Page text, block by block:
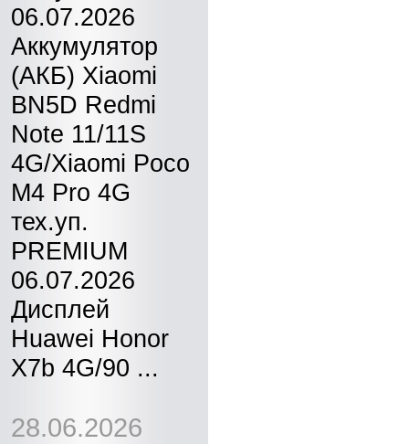
06.07.2026
Аккумулятор
(АКБ) Xiaomi
BN5D Redmi
Note 11/11S
4G/Xiaomi Poco
M4 Pro 4G
тех.уп.
PREMIUM
06.07.2026
Дисплей
Huawei Honor
X7b 4G/90 ...
28.06.2026